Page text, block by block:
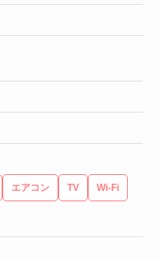
エアコン TV Wi-Fi